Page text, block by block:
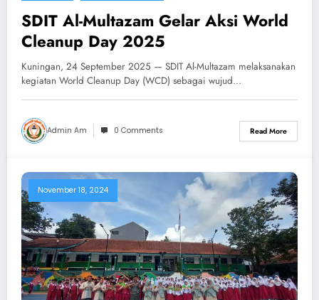
SDIT Al-Multazam Gelar Aksi World
Cleanup Day 2025
Kuningan, 24 September 2025 — SDIT Al-Multazam melaksanakan
kegiatan World Cleanup Day (WCD) sebagai wujud…
Admin Am 0 Comments Read More
November 18, 2024